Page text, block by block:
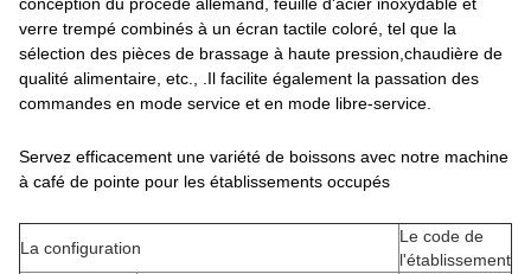
verre trempé combinés à un écran tactile coloré, tel que la
sélection des pièces de brassage à haute pression,chaudière de
qualité alimentaire, etc., .Il facilite également la passation des
commandes en mode service et en mode libre-service.
Servez efficacement une variété de boissons avec notre machine
à café de pointe pour les établissements occupés
La configuration
Le code de
l'établissement